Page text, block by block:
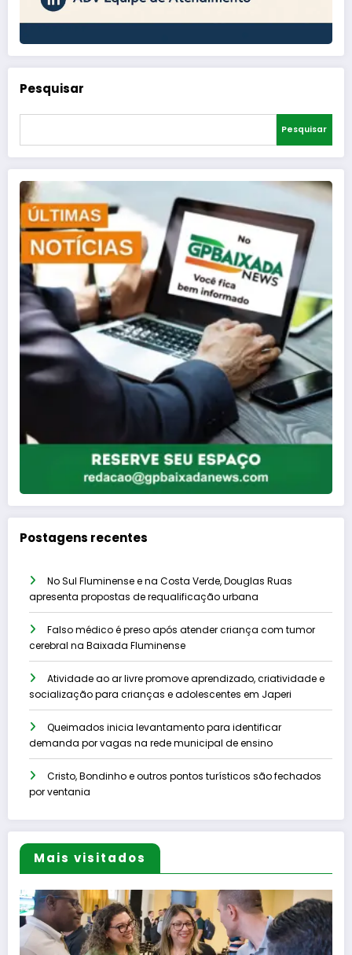
Pesquisar
Pesquisar
Postagens recentes
No Sul Fluminense e na Costa Verde, Douglas Ruas
apresenta propostas de requalificação urbana
Falso médico é preso após atender criança com tumor
cerebral na Baixada Fluminense
Atividade ao ar livre promove aprendizado, criatividade e
socialização para crianças e adolescentes em Japeri
Queimados inicia levantamento para identificar
demanda por vagas na rede municipal de ensino
Cristo, Bondinho e outros pontos turísticos são fechados
por ventania
Mais visitados